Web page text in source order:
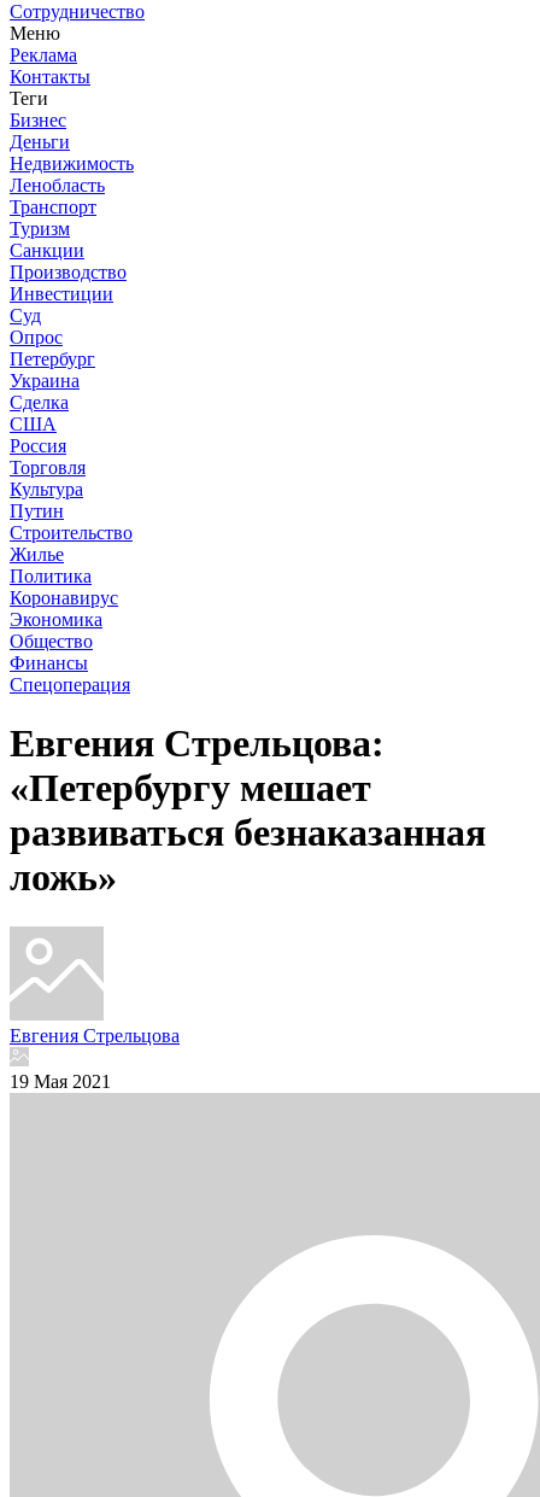
Сотрудничество
Меню
Реклама
Контакты
Теги
Бизнес
Деньги
Недвижимость
Ленобласть
Транспорт
Туризм
Санкции
Производство
Инвестиции
Суд
Опрос
Петербург
Украина
Сделка
США
Россия
Торговля
Культура
Путин
Строительство
Жилье
Политика
Коронавирус
Экономика
Общество
Финансы
Спецоперация
Евгения Стрельцова:
«Петербургу мешает
развиваться безнаказанная
ложь»
Евгения Стрельцова
19 Мая 2021